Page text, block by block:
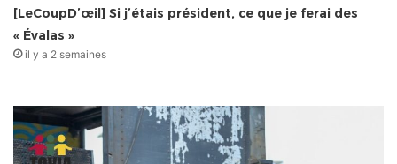
[LeCoupD’œil] Si j’étais président, ce que je ferai des
« Évalas »
il y a 2 semaines